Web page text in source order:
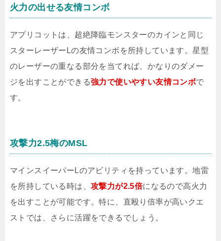
火力の出せる友情コンボ
アプリコットは、超絶降臨モンスターのカインと同じ
スターレーザーLの友情コンボを所持しています。星型
のレーザーの重なる部分を当てれば、かなりのダメー
ジを出すことができる強力で使いやすい友情コンボで
す。
攻撃力2.5梅のMSL
マインスイーパーLのアビリティを持っています。地雷
を所持している時は、 攻撃力が2.5倍になるので高火力
を出すことが可能です。特に、直殴り倍率が高いクエ
ストでは、さらに活躍をできるでしょう。